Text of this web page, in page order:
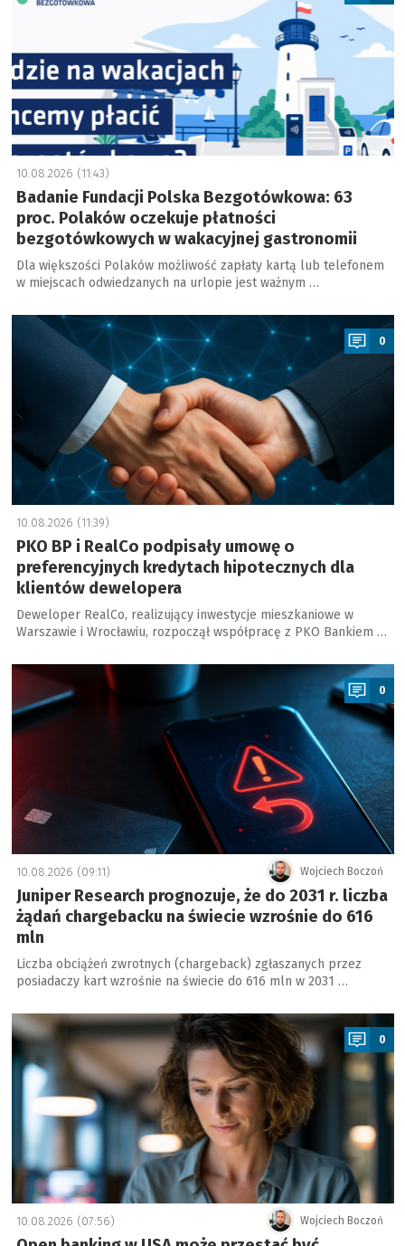
10.08.2026 (11:43)
Badanie Fundacji Polska Bezgotówkowa: 63
proc. Polaków oczekuje płatności
bezgotówkowych w wakacyjnej gastronomii
Dla większości Polaków możliwość zapłaty kartą lub telefonem
w miejscach odwiedzanych na urlopie jest ważnym …
a
0
10.08.2026 (11:39)
PKO BP i RealCo podpisały umowę o
preferencyjnych kredytach hipotecznych dla
klientów dewelopera
Deweloper RealCo, realizujący inwestycje mieszkaniowe w
Warszawie i Wrocławiu, rozpoczął współpracę z PKO Bankiem …
a
0
Wojciech Boczoń
10.08.2026 (09:11)
Juniper Research prognozuje, że do 2031 r. liczba
żądań chargebacku na świecie wzrośnie do 616
mln
Liczba obciążeń zwrotnych (chargeback) zgłaszanych przez
posiadaczy kart wzrośnie na świecie do 616 mln w 2031 …
a
0
Wojciech Boczoń
10.08.2026 (07:56)